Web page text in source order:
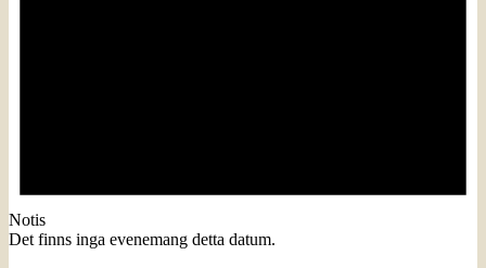
Notis
Det finns inga evenemang detta datum.